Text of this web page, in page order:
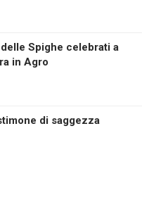
Spighe celebrati a
in Agro
di saggezza